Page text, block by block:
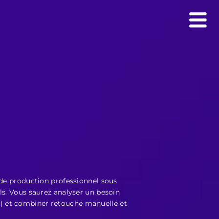
production professionnel sous
Vous saurez analyser un besoin
et combiner retouche manuelle et